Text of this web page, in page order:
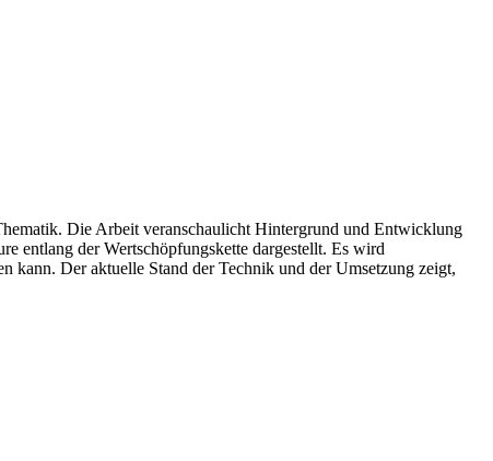
Die Arbeit veranschaulicht Hintergrund und Entwicklung
entlang der Wertschöpfungskette dargestellt. Es wird
kann. Der aktuelle Stand der Technik und der Umsetzung zeigt,